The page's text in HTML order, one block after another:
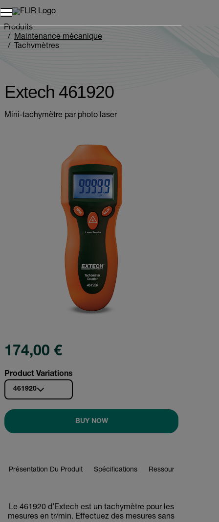
Unread messages
Modèle
Supprimer
articles
Ajouter au panier
Ajouté au panier
Produits
Maintenance mécanique
Tachymètres
Extech 461920
Mini-tachymètre par photo laser
174,00 €
Product Variations
461920
BUY NOW
Présentation Du Produit Spécifications Ressources Et
Le 461920 d’Extech est un tachymètre pour les
mesures en tr/min. Effectuez des mesures sans